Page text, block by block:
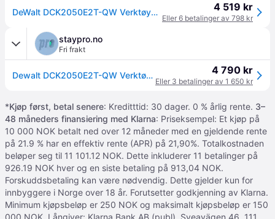
DeWalt DCK2050E2T-QW Verktøysett - 18V Batteri (børsteløs motor, slagbormaskin, slagskrutrekker) 4 519 kr
Eller 6 betalinger av 798 kr
staypro.no
Fri frakt
Dewalt DCK2050E2T-QW Verktøypakke 4 790 kr
Eller 3 betalinger av 1 650 kr
*Kjøp først, betal senere: Kreditttid: 30 dager. 0 % årlig rente. 3–
48 måneders finansiering med Klarna: Priseksempel: Et kjøp på
10 000 NOK betalt ned over 12 måneder med en gjeldende rente
på 21.9 % har en effektiv rente (APR) på 21,90%. Totalkostnaden
beløper seg til 11 101.12 NOK. Dette inkluderer 11 betalinger på
926.19 NOK hver og en siste betaling på 913,04 NOK.
Forskuddsbetaling kan være nødvendig. Dette gjelder kun for
innbyggere i Norge over 18 år. Forutsetter godkjenning av Klarna.
Minimum kjøpsbeløp er 250 NOK og maksimalt kjøpsbeløp er 150
000 NOK. Långiver: Klarna Bank AB (publ), Sveavägen 46, 111